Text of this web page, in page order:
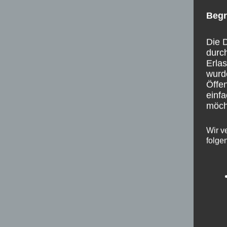
Die
Wir